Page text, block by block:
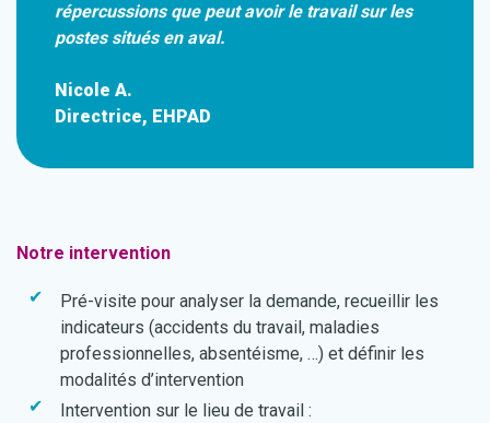
répercussions que peut avoir le travail sur les
postes situés en aval.
Nicole A.
Directrice, EHPAD
Notre intervention
Pré-visite pour analyser la demande, recueillir les
indicateurs (accidents du travail, maladies
professionnelles, absentéisme, …) et définir les
modalités d’intervention
Intervention sur le lieu de travail :